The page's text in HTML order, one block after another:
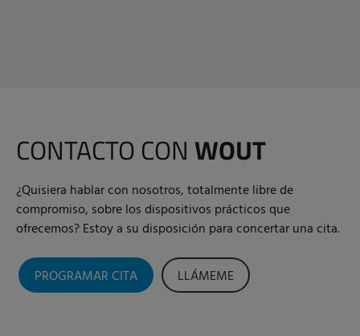
CONTACTO CON WOUT
¿Quisiera hablar con nosotros, totalmente libre de
compromiso, sobre los dispositivos prácticos que
ofrecemos? Estoy a su disposición para concertar una cita.
PROGRAMAR CITA LLÁMEME